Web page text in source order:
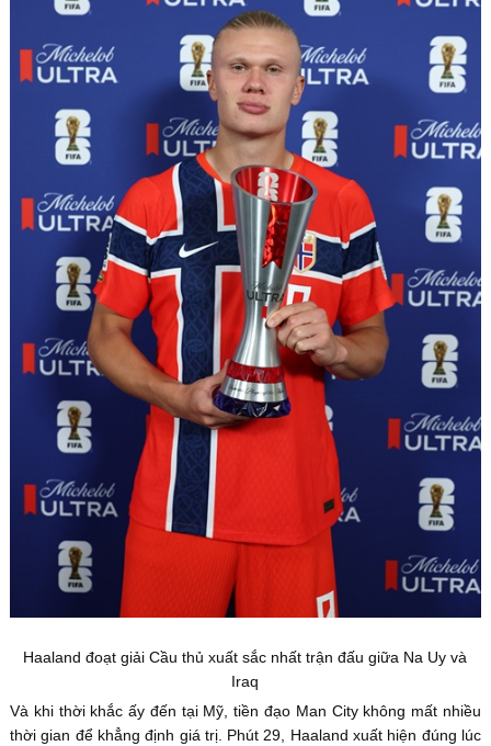
Haaland đoạt giải Cầu thủ xuất sắc nhất trận đấu giữa Na Uy và
Iraq
Và khi thời khắc ấy đến tại Mỹ, tiền đạo Man City không mất nhiều
thời gian để khẳng định giá trị. Phút 29, Haaland xuất hiện đúng lúc